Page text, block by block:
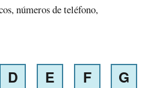
números de teléfono,
D E F
G